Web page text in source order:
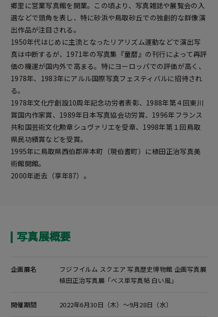
郷里に営業写真館を開業。この頃より、写真雑誌や展覧会の入
選などで頭角を表し、特に砂浜や鳥取砂丘での独創的な群像演
出作品が注目される。
1950年代はじめに主流となったリアリズム運動などで演出写
真は中断するが、1971年の写真集『童暦』の刊行によって再評
価の機運が国内外で高まる。特にヨーロッパでの評価が高く、
1978年、1983年にアルル国際写真フェスティバルに招待され
る。
1978年文化庁創設10周年記念功労者表彰、1988年第４回東川
賞国内作家賞、1989年日本写真協会功労賞、1996年フランス
共和国芸術文化勲章シュヴァリエを受章、1998年第１回鳥取
県民功績賞などを受賞。
1995年に鳥取県西伯郡岸本町（現伯耆町）に植田正治写真美
術館開館。
2000年逝去（享年87）。
写真展概要
企画展名
フジフイルム スクエア 写真歴史博物館 企画写真展
植田正治写真展「べス単写真帖 白い風」
開催期間 2022年6月30日（木）～9月28日（水）